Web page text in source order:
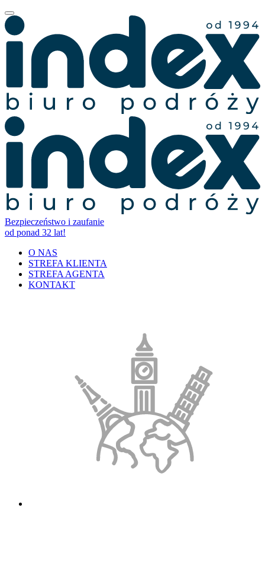
Bezpieczeństwo i zaufanie
od ponad 32 lat!
O NAS
STREFA KLIENTA
STREFA AGENTA
KONTAKT